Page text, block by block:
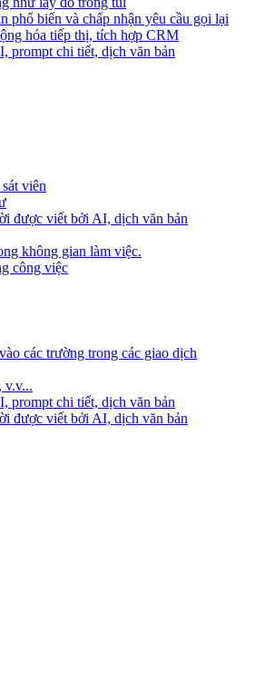
phổ biến và chấp nhận yêu cầu gọi lại
hóa tiếp thị, tích hợp CRM
prompt chi tiết, dịch văn bản
viên
được viết bởi AI, dịch văn bản
không gian làm việc.
công việc
các trường trong các giao dịch
v.v...
prompt chi tiết, dịch văn bản
được viết bởi AI, dịch văn bản